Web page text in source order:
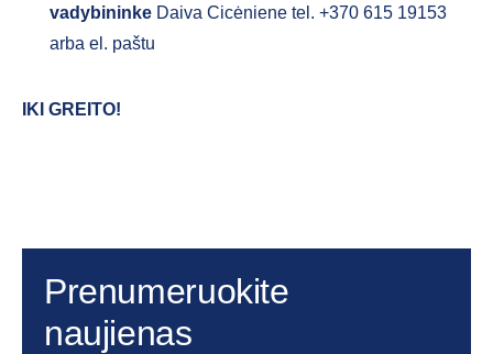
vadybininke Daiva Cicėniene tel. +370 615 19153
arba el. paštu
IKI GREITO!
Prenumeruokite
naujienas